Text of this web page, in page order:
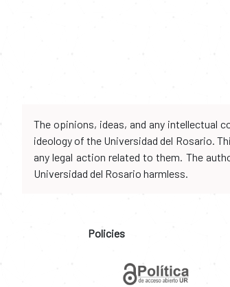
The opinions, ideas, and any intellectual
ideology of the Universidad del Rosario.
any legal action related to them. The
Universidad del Rosario harmless.
Policies